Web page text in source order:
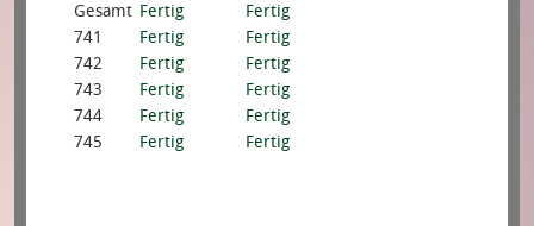
Gesamt Fertig
Fertig
741
Fertig
Fertig
742
Fertig
Fertig
743
Fertig
Fertig
744
Fertig
Fertig
745
Fertig Fertig